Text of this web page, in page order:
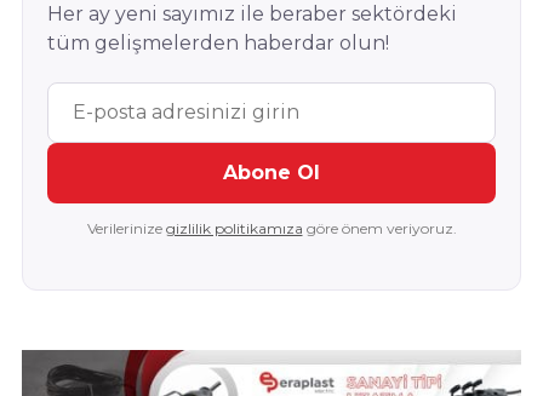
Her ay yeni sayımız ile beraber sektördeki
tüm gelişmelerden haberdar olun!
Abone Ol
Verilerinize gizlilik politikamıza göre önem veriyoruz.